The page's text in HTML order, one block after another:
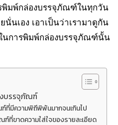
พิมพ์กล่องบรรจุภัณฑ์ในทุกวัน
นเอง เอาเป็นว่าเรามาดูกัน
นการพิมพ์กล่องบรรจุภัณฑ์นั้น
บรรจุภัณฑ์
ที่มีความพิถีพิพันมากจนเกินไป
ที่ขาดความใส่ใจของรายละเอียด